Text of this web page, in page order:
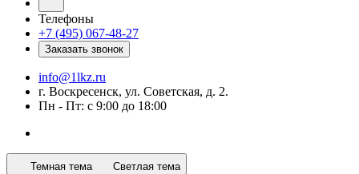
Телефоны
+7 (495) 067-48-27
Заказать звонок
info@1lkz.ru
г. Воскресенск, ул. Советская, д. 2.
Пн - Пт: с 9:00 до 18:00
Темная тема Светлая тема